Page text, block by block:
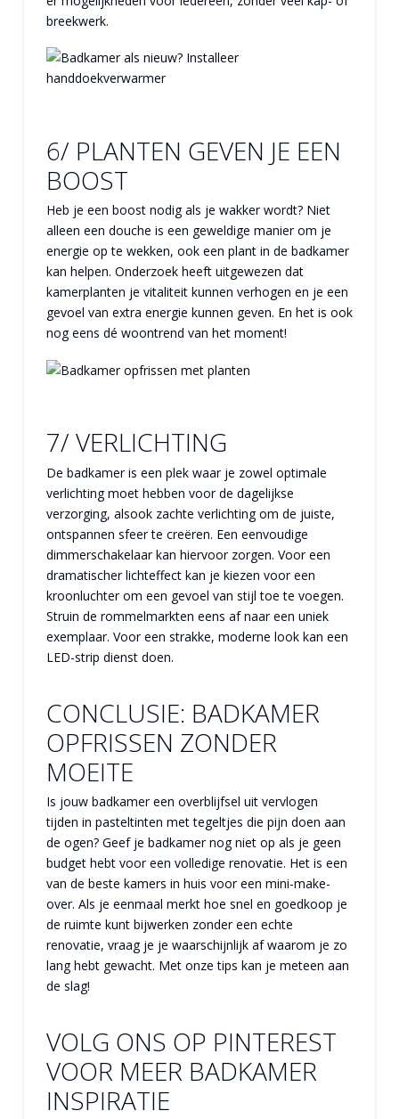
breekwerk.
6/ PLANTEN GEVEN JE EEN
BOOST
Heb je een boost nodig als je wakker wordt? Niet
alleen een douche is een geweldige manier om je
energie op te wekken, ook een plant in de badkamer
kan helpen. Onderzoek heeft uitgewezen dat
kamerplanten je vitaliteit kunnen verhogen en je een
gevoel van extra energie kunnen geven. En het is ook
nog eens dé woontrend van het moment!
7/ VERLICHTING
De badkamer is een plek waar je zowel optimale
verlichting moet hebben voor de dagelijkse
verzorging, alsook zachte verlichting om de juiste,
ontspannen sfeer te creëren. Een eenvoudige
dimmerschakelaar kan hiervoor zorgen. Voor een
dramatischer lichteffect kan je kiezen voor een
kroonluchter om een gevoel van stijl toe te voegen.
Struin de rommelmarkten eens af naar een uniek
exemplaar. Voor een strakke, moderne look kan een
LED-strip dienst doen.
CONCLUSIE: BADKAMER
OPFRISSEN ZONDER
MOEITE
Is jouw badkamer een overblijfsel uit vervlogen
tijden in pasteltinten met tegeltjes die pijn doen aan
de ogen? Geef je badkamer nog niet op als je geen
budget hebt voor een volledige renovatie. Het is een
van de beste kamers in huis voor een mini-make-
over. Als je eenmaal merkt hoe snel en goedkoop je
de ruimte kunt bijwerken zonder een echte
renovatie, vraag je je waarschijnlijk af waarom je zo
lang hebt gewacht. Met onze tips kan je meteen aan
de slag!
VOLG ONS OP PINTEREST
VOOR MEER BADKAMER
INSPIRATIE